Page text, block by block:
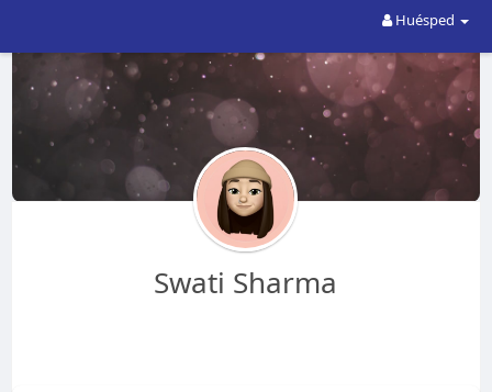
Huésped
Swati Sharma